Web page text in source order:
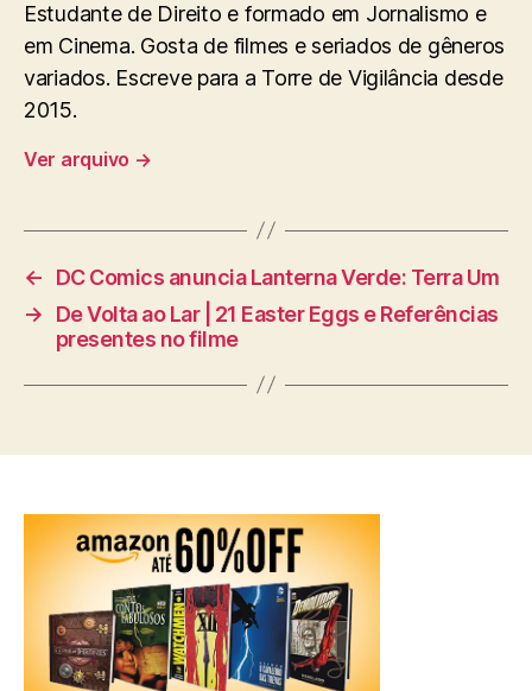
Estudante de Direito e formado em Jornalismo e
em Cinema. Gosta de filmes e seriados de gêneros
variados. Escreve para a Torre de Vigilância desde
2015.
Ver arquivo →
←
DC Comics anuncia Lanterna Verde: Terra Um
→
De Volta ao Lar | 21 Easter Eggs e Referências
presentes no filme